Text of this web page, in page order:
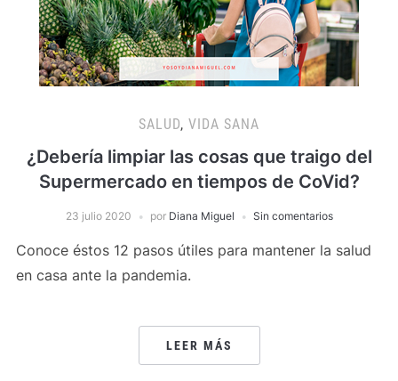
SALUD, VIDA SANA
¿Debería limpiar las cosas que traigo del
Supermercado en tiempos de CoVid?
23 julio 2020 por Diana Miguel Sin comentarios
Conoce éstos 12 pasos útiles para mantener la salud
en casa ante la pandemia.
LEER MÁS